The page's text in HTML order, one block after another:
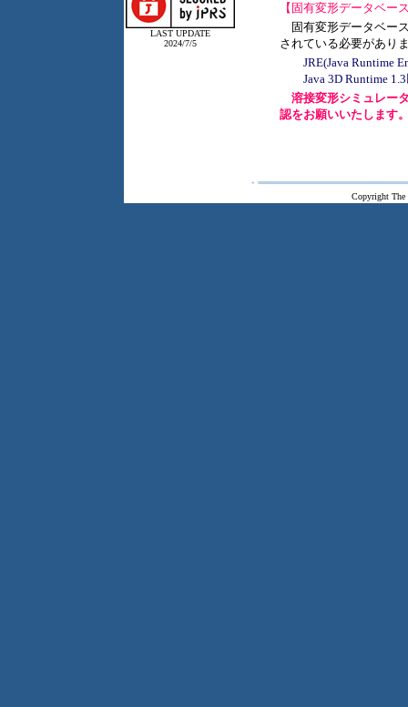
LAST UPDATE
2024/7/5
【固有変形データベー
固有変形データベー
されている必要があり
JRE(Java Runtime
Java 3D Runtime
溶接変形シミュレー
認をお願いいたします
Copyright The